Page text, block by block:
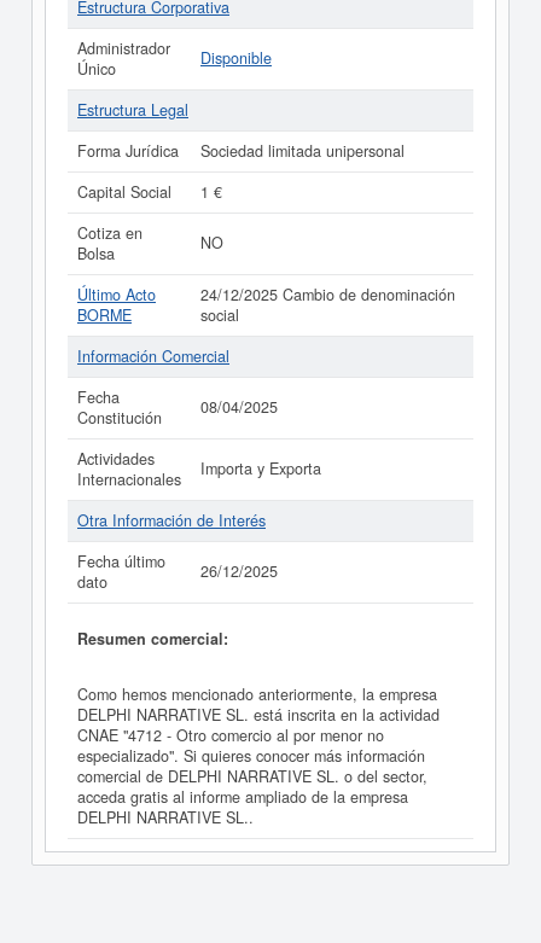
Estructura Corporativa
Administrador
Único
Disponible
Estructura Legal
Forma Jurídica
Sociedad limitada unipersonal
Capital Social
1 €
Cotiza en
Bolsa
NO
Último Acto
BORME
24/12/2025 Cambio de denominación
social
Información Comercial
Fecha
Constitución
08/04/2025
Actividades
Internacionales
Importa y Exporta
Otra Información de Interés
Fecha último
dato
26/12/2025
Resumen comercial:
Como hemos mencionado anteriormente, la empresa
DELPHI NARRATIVE SL. está inscrita en la actividad
CNAE "4712 - Otro comercio al por menor no
especializado". Si quieres conocer más información
comercial de DELPHI NARRATIVE SL. o del sector,
acceda gratis al informe ampliado de la empresa
DELPHI NARRATIVE SL..